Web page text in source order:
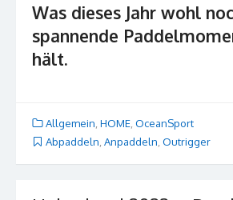
Was dieses Jahr wohl
spannende
hält.
Allgemein HOME OceanSport
Abpaddeln Anpaddeln Outrigger